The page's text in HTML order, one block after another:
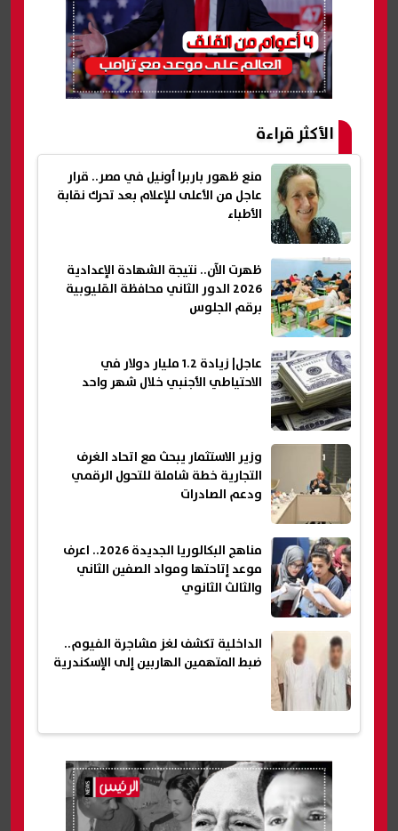
الأكثر قراءة
منع ظهور باربرا أونيل في مصر.. قرار
عاجل من الأعلى للإعلام بعد تحرك نقابة
الأطباء
ظهرت الآن.. نتيجة الشهادة الإعدادية
2026 الدور الثاني محافظة القليوبية
برقم الجلوس
عاجل| زيادة 1.2 مليار دولار في
الاحتياطي الأجنبي خلال شهر واحد
وزير الاستثمار يبحث مع اتحاد الغرف
التجارية خطة شاملة للتحول الرقمي
ودعم الصادرات
مناهج البكالوريا الجديدة 2026.. اعرف
موعد إتاحتها ومواد الصفين الثاني
والثالث الثانوي
الداخلية تكشف لغز مشاجرة الفيوم..
ضبط المتهمين الهاربين إلى الإسكندرية